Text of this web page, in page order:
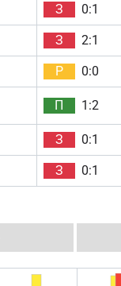
З 0:1
З 2:1
Р 0:0
П 1:2
З 0:1
З 0:1